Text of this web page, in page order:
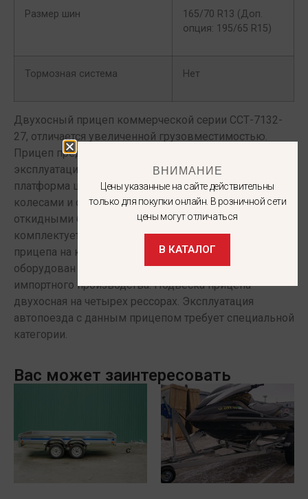
Размер шин
165/70 R13 (Доп.
опция: 195/65 R15)
Тормозная система Нет
Двухосный прицеп коммерческой серии ССТ-7132-
27, отличается увеличенной грузовместимостью.
Прицеп предназначен, в основном, для
эксплуатации с джипами и минивенами. Бортовая
платформа шириной 1821 мм, расположена над
колесами и снабжена боковыми и задним
откидными бортами. Дополнительно прицеп
комплектуется дугами и тентом. Полная масса
прицепа на колесах R13 составляет 745 кг. Прицеп
оборудован инерционной тормозной системой
импортного производства. Подвеска прицепа
двухосная на четырех рессорах. Эксплуатация
автопоезда с данным прицепом требует специальной
категории.
Вас может заинтересовать
ВНИМАНИЕ
Цены указанные на сайте действительны
только для покупки онлайн. В розничной сети
цены могут отличаться
В КАТАЛОГ